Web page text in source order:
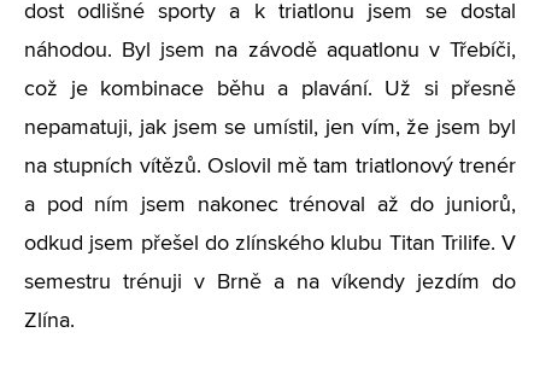
dost odlišné sporty a k triatlonu jsem se dostal
náhodou. Byl jsem na závodě aquatlonu v Třebíči,
což je kombinace běhu a plavání. Už si přesně
nepamatuji, jak jsem se umístil, jen vím, že jsem byl
na stupních vítězů. Oslovil mě tam triatlonový trenér
a pod ním jsem nakonec trénoval až do juniorů,
odkud jsem přešel do zlínského klubu Titan Trilife. V
semestru trénuji v Brně a na víkendy jezdím do
Zlína.